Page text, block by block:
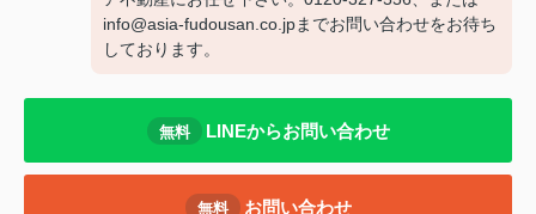
info@asia-fudousan.co.jpまでお問い合わせをお待ち
しております。
無料 LINEからお問い合わせ
無料 お問い合わせ